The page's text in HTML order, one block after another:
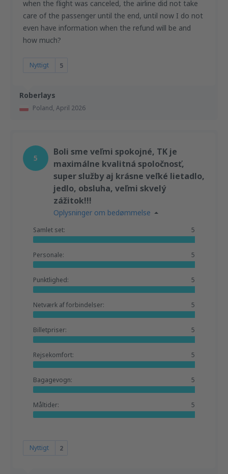
Roberlays
Poland, April 2026
when the flight was canceled, the airline did not take
care of the passenger until the end, until now I do not
even have information when the refund will be and
how much?
Nyttigt 5
5
Boli sme veľmi spokojné, TK je
maximálne kvalitná spoločnosť,
super služby aj krásne veľké lietadlo,
jedlo, obsluha, veľmi skvelý
zážitok!!!
Oplysninger om bedømmelse
Samlet set: 5
Personale: 5
Punktlighed: 5
Netværk af forbindelser: 5
Billetpriser: 5
Rejsekomfort: 5
Bagagevogn: 5
Måltider: 5
Nyttigt 2